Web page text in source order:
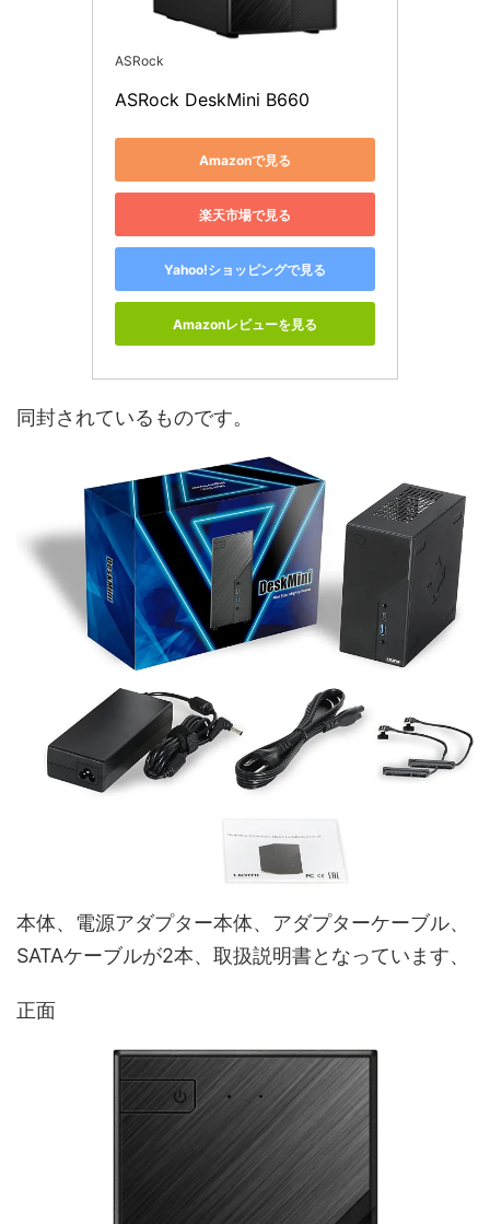
ASRock
ASRock DeskMini B660
Amazonで見る
楽天市場で見る
Yahoo!ショッピングで見る
Amazonレビューを見る
同封されているものです。
本体、電源アダプター本体、アダプターケーブル、
SATAケーブルが2本、取扱説明書となっています、
正面